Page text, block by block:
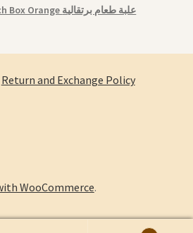
Lunch Box Orange علبة طعام برتقالية
Return and Exchange Policy
WooCommerce.